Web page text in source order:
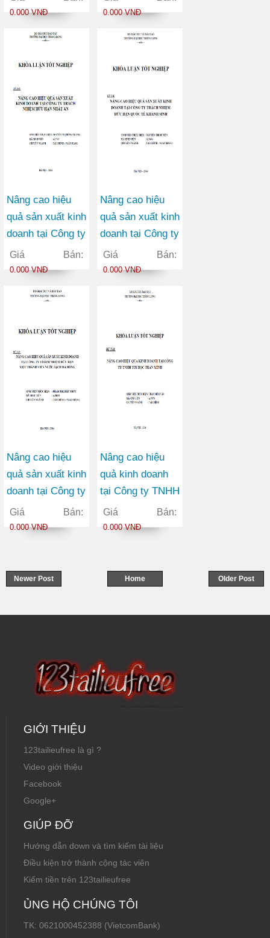
động sản xuất
Công ty Cổ phần
Dệt may Thái
0.000 VNĐ
doanh của các
Xây dựng được
khoán Việt Nam
0.000 VNĐ
Nâng cao hiệu
quả sản xuất kinh
doanh tại Công ty
trách nhiệm hữu
hạn Nhất An
Giá Bán:
0.000 VNĐ
Nâng cao hiệu
quả sản xuất kinh
doanh tại Công ty
TNHH Quốc tế
Khánh Sinh
Giá Bán:
0.000 VNĐ
Nâng cao hiệu
quả sản xuất kinh
doanh tại Công ty
TNHH một thành
viên Nước sạch
Giá Bán:
0.000 VNĐ
Nâng cao hiệu
quả kinh doanh
tại Công ty TNHH
Tin học Trần
Minh
Giá Bán:
0.000 VNĐ
Newer Post Older Post
Home
GIỚI THIỆU
123tailieufree là gì ?
Video giới thiệu
Facebook
Google+
GIÚP ĐỠ
Hướng dẫn down và tìm kiếm tài liệu
Điều kiện trở thành cộng tác viên
Kiếm tiền trên 123tailieufree
ỦNG HỘ CHÚNG TÔI
TK: 0621000452388 (VietcomBank)